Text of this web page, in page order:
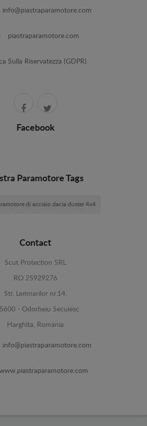
info@piastraparamotore.com
piastraparamotore.com
Sulla Riservatezza (GDPR)
Facebook
Paramotore Tags
di acciaio dacia duster 4x4
Contact
Scut Protection SRL
RO 25929276
Str. Lemnarilor nr.14.
- Odorheiu Secuiesc
Harghita, Romania
info@piastraparamotore.com